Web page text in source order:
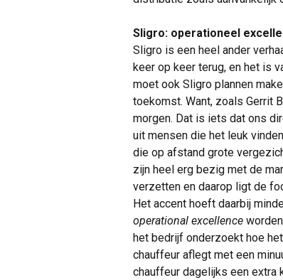
Sligro: operationeel
Sligro is een heel ander
keer op keer terug, en het is
moet ook Sligro plannen
toekomst. Want, zoals Gerrit
morgen. Dat is iets dat ons
uit mensen die het leuk
die op afstand grote
zijn heel erg bezig met de
verzetten en daarop ligt de
Het accent hoeft daarbij
operational excellence
het bedrijf onderzoekt hoe
chauffeur aflegt met een
chauffeur dagelijks een extra